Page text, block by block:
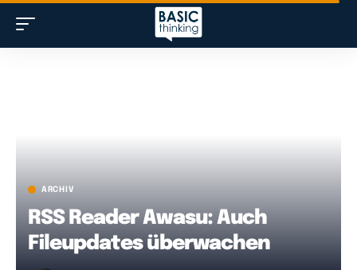
ARCHIV
RSS Reader Awasu: Auch
Fileupdates überwachen